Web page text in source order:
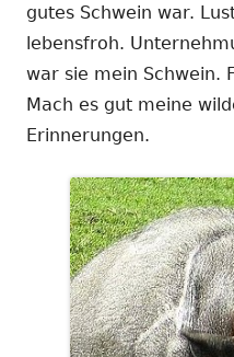
gutes Schwein war.
lebensfroh.
war sie mein Schwein.
Mach es gut meine
Erinnerungen.